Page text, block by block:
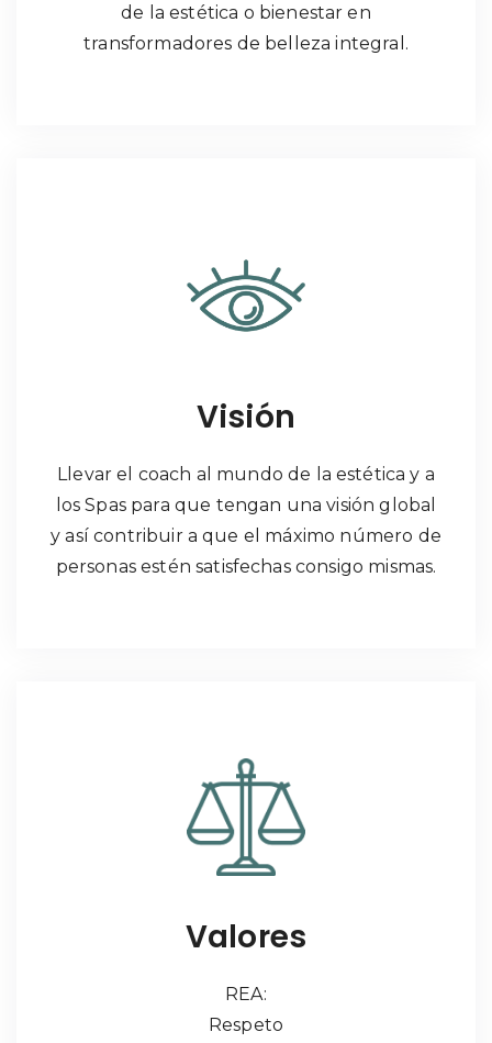
de la estética o bienestar en
transformadores de belleza integral.
Visión
Llevar el coach al mundo de la estética y a
los Spas para que tengan una visión global
y así contribuir a que el máximo número de
personas estén satisfechas consigo mismas.
Valores
REA:
Respeto